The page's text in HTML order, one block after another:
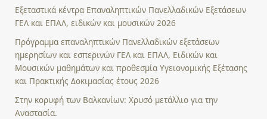
Εξεταστικά κέντρα Επαναληπτικών Πανελλαδικών Εξετάσεων
ΓΕΛ και ΕΠΑΛ, ειδικών και μουσικών 2026
Πρόγραμμα επαναληπτικών Πανελλαδικών εξετάσεων
ημερησίων και εσπερινών ΓΕΛ και ΕΠΑΛ, Ειδικών και
Μουσικών μαθημάτων και προθεσμία Υγειονομικής Εξέτασης
και Πρακτικής Δοκιμασίας έτους 2026
Στην κορυφή των Βαλκανίων: Χρυσό μετάλλιο για την
Αναστασία.